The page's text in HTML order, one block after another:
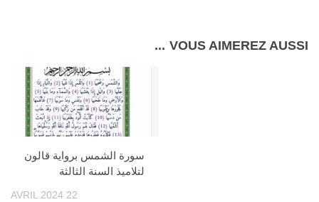
VOUS AIMEREZ AUSSI...
سورة الشمس برواية قالون
لتلاميذ السنة الثالثة
22 AVRIL 2024